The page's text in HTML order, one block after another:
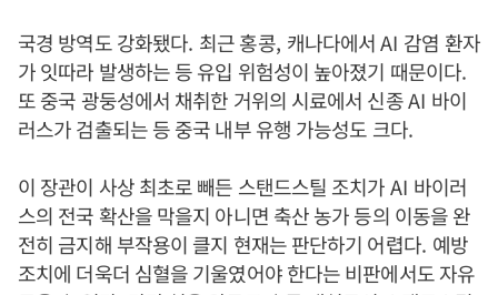
국경 방역도 강화됐다. 최근 홍콩, 캐나다에서AI 감염 환자
가 잇따라 발생하는 등 유입 위험성이 높아졌기 때문이다.
또 중국 광둥성에서 채취한 거위의 시료에서 신종AI 바이
러스가 검출되는 등 중국 내부 유행 가능성도 크다.
이 장관이 사상 최초로 빼든 스탠드스틸 조치가AI 바이러
스의 전국 확산을 막을지 아니면 축산 농가 등의 이동을 완
전히 금지해 부작용이 클지 현재는 판단하기 어렵다. 예방
조치에 더욱더 심혈을 기울였어야 한다는 비판에서도 자유